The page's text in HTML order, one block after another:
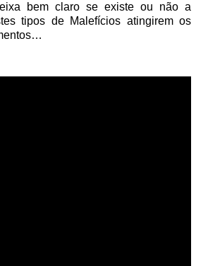
bem claro se existe ou não a
tipos de Malefícios atingirem os